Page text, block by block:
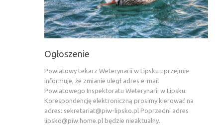
Ogłoszenie
Powiatowy Lekarz Weterynarii w Lipsku uprzejmie
informuje, że zmianie uległ adres e-mail
Powiatowego Inspektoratu Weterynarii w Lipsku.
Korespondencję elektroniczną prosimy kierować na
adres: sekretariat@piw-lipsko.pl Poprzedni adres
lipsko@piw.home.pl
będzie nieaktualny.